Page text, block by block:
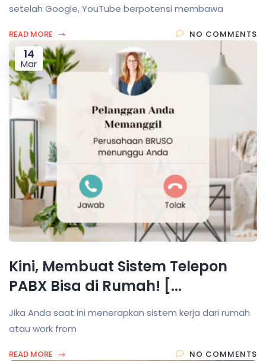
setelah Google, YouTube berpotensi membawa
READ MORE NO COMMENTS
14
Mar
Kini, Membuat Sistem Telepon
PABX Bisa di Rumah! [...
Jika Anda saat ini menerapkan sistem kerja dari rumah
atau work from
READ MORE NO COMMENTS